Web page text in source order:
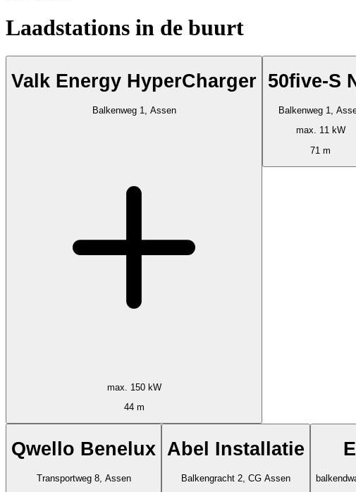
Laadstations in de buurt
Valk Energy HyperCharger
Balkenweg 1, Assen
max. 150 kW
44 m
50five-S
Balkenweg 1,
max. 11 kW
71 m
Qwello Benelux
Transportweg 8, Assen
Abel Installatie
Balkengracht 2, CG Assen